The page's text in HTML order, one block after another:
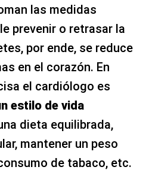
las medidas
prevenir o retrasar la
por ende, se reduce
en el corazón. En
el cardiólogo es
estilo de vida
dieta equilibrada,
mantener un peso
de tabaco, etc.